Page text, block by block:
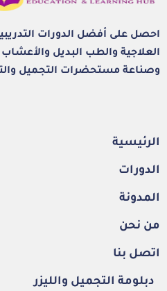
احصل على أفضل الدورات
العلاجية والطب البديل
وصناعة مستحضرات التجميل
الرئيسية
الدورات
المدونة
من نحن
اتصل بنا
دبلومة التجميل والليزر